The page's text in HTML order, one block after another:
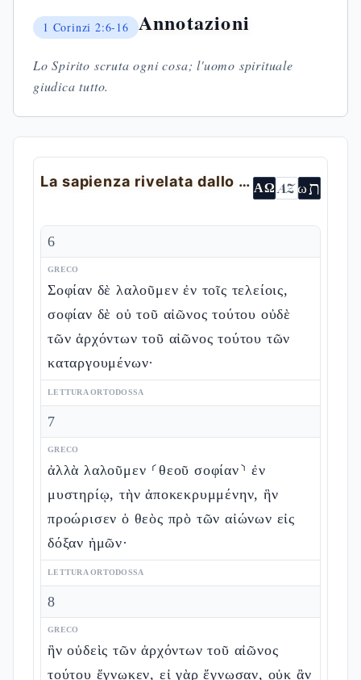
1 Corinzi 2:6-16 Annotazioni
Lo Spirito scruta ogni cosa; l'uomo spirituale
giudica tutto.
La sapienza rivelata dallo Spirito ΑΩ AZωת
6
GRECO
Σοφίαν δὲ λαλοῦμεν ἐν τοῖς τελείοις,
σοφίαν δὲ οὐ τοῦ αἰῶνος τούτου οὐδὲ
τῶν ἀρχόντων τοῦ αἰῶνος τούτου τῶν
καταργουμένων·
LETTURA ORTODOSSA
7
GRECO
ἀλλὰ λαλοῦμεν ⸂θεοῦ σοφίαν⸃ ἐν
μυστηρίῳ, τὴν ἀποκεκρυμμένην, ἣν
προώρισεν ὁ θεὸς πρὸ τῶν αἰώνων εἰς
δόξαν ἡμῶν·
LETTURA ORTODOSSA
8
GRECO
ἣν οὐδεὶς τῶν ἀρχόντων τοῦ αἰῶνος
τούτου ἔγνωκεν, εἰ γὰρ ἔγνωσαν, οὐκ ἂν